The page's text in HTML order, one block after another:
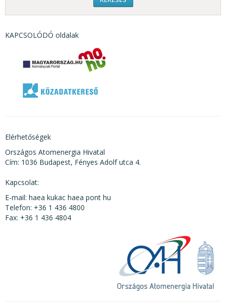
KAPCSOLÓDÓ oldalak
Elérhetőségek
Országos Atomenergia Hivatal
Cím: 1036 Budapest, Fényes Adolf utca 4.
Kapcsolat:
E-mail: haea kukac haea pont hu
Telefon: +36 1 436 4800
Fax: +36 1 436 4804